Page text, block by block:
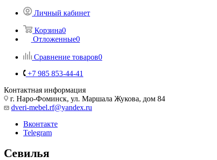
Личный кабинет
Корзина0
Отложенные0
Сравнение товаров0
+7 985 853-44-41
Контактная информация
г. Наро-Фоминск, ул. Маршала Жукова, дом 84
dveri-mebel.rf@yandex.ru
Вконтакте
Telegram
Севилья